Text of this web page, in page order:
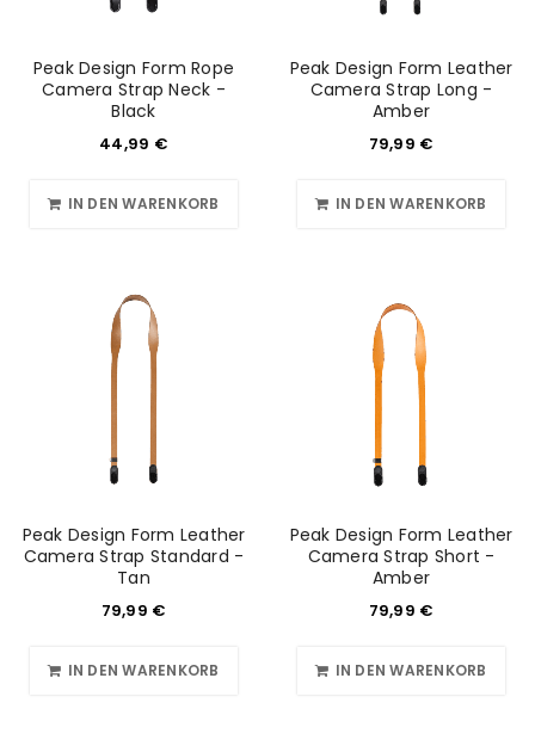
Peak Design Form Rope
Camera Strap Neck -
Black
44,99 €
IN DEN WARENKORB
Peak Design Form Leather
Camera Strap Long -
Amber
79,99 €
IN DEN WARENKORB
Peak Design Form Leather
Camera Strap Standard -
Tan
79,99 €
IN DEN WARENKORB
Peak Design Form Leather
Camera Strap Short -
Amber
79,99 €
IN DEN WARENKORB